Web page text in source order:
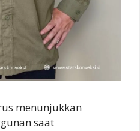
menunjukkan
saat